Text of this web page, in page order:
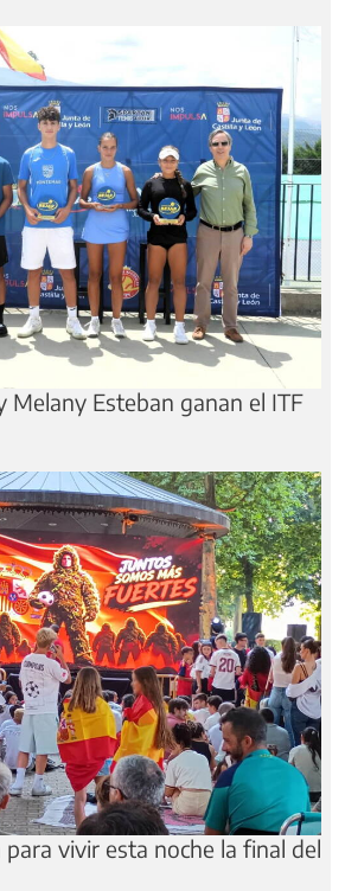
Melany Esteban ganan el ITF
para vivir esta noche la final del